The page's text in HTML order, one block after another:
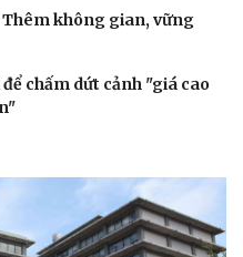
Nhà đẹp
Blog
Thêm không gian, vững
chấm dứt cảnh "giá cao